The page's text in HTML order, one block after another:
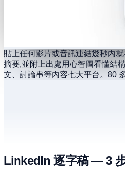
貼上任何影片或音訊連結幾秒內
摘要,並附上出處用心智圖看懂結
文、討論串等內容七大平台。80
LinkedIn 逐字稿 — 3